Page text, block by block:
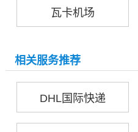
瓦卡机场
相关服务推荐
DHL国际快递